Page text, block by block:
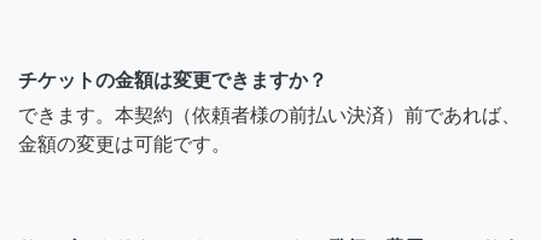
チケットの金額は変更できますか？
できます。本契約（依頼者様の前払い決済）前であれば、
金額の変更は可能です。